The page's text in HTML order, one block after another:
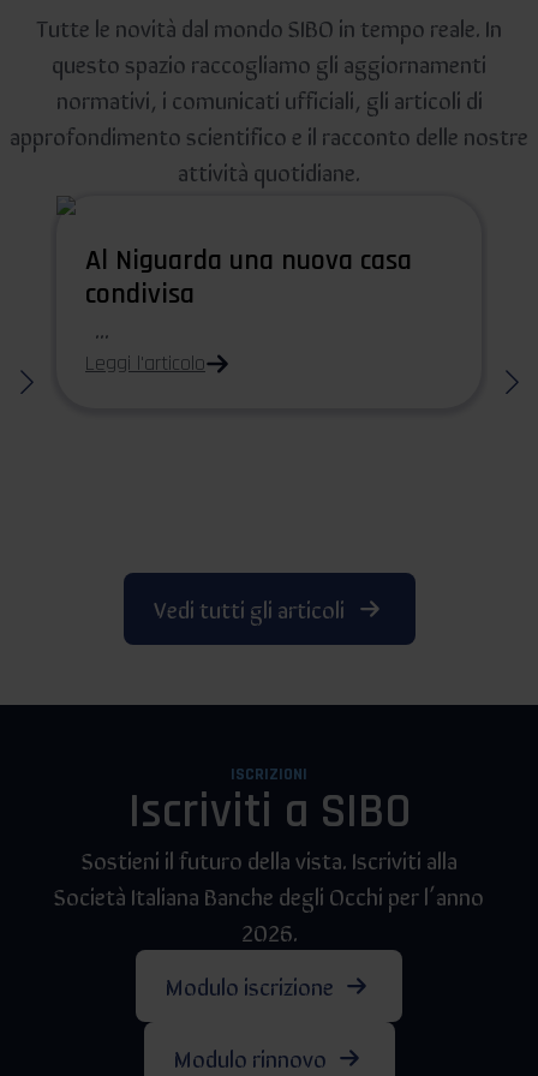
Tutte le novità dal mondo SIBO in tempo reale. In
questo spazio raccogliamo gli aggiornamenti
normativi, i comunicati ufficiali, gli articoli di
approfondimento scientifico e il racconto delle nostre
attività quotidiane.
Al Niguarda una nuova casa
condivisa
...
Leggi l'articolo
Vedi tutti gli articoli
ISCRIZIONI
Iscriviti a SIBO
Sostieni il futuro della vista. Iscriviti alla
Società Italiana Banche degli Occhi per l’anno
2026.
Modulo iscrizione
Modulo rinnovo